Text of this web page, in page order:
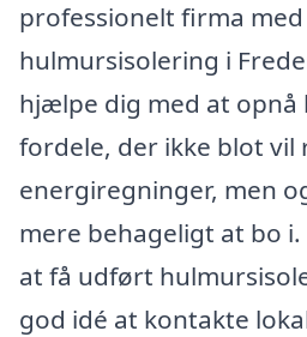
professionelt firma
hulmursisolering i
hjælpe dig med at opnå
fordele, der ikke blot vil
energiregninger, men
mere behageligt at bo
at få udført
god idé at kontakte